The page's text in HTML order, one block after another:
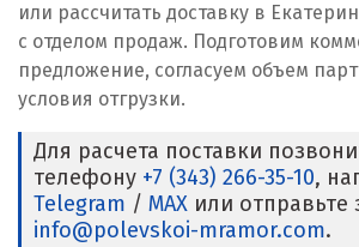
или рассчитать доставку в
с отделом продаж. Подготовим
предложение, согласуем объем
условия отгрузки.
Для расчета поставки
телефону +7 (343) 266-35-10,
Telegram / MAX или отправьте
info@polevskoi-mramor.com.